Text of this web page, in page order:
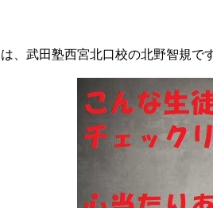
、武田塾西宮北口校の北野智規で